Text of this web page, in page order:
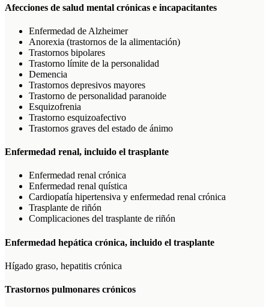
Afecciones de salud mental crónicas e incapacitantes
Enfermedad de Alzheimer
Anorexia (trastornos de la alimentación)
Trastornos bipolares
Trastorno límite de la personalidad
Demencia
Trastornos depresivos mayores
Trastorno de personalidad paranoide
Esquizofrenia
Trastorno esquizoafectivo
Trastornos graves del estado de ánimo
Enfermedad renal, incluido el trasplante
Enfermedad renal crónica
Enfermedad renal quística
Cardiopatía hipertensiva y enfermedad renal crónica
Trasplante de riñón
Complicaciones del trasplante de riñón
Enfermedad hepática crónica, incluido el trasplante
Hígado graso, hepatitis crónica
Trastornos pulmonares crónicos